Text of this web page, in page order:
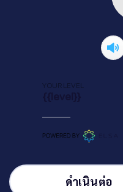
YOUR LEVEL
{{level}}
ดำเนินต่อ